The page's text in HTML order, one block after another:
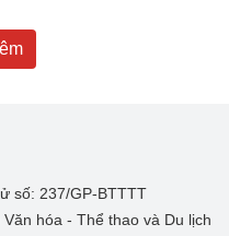
số: 237/GP-BTTTT
hóa - Thể thao và Du lịch